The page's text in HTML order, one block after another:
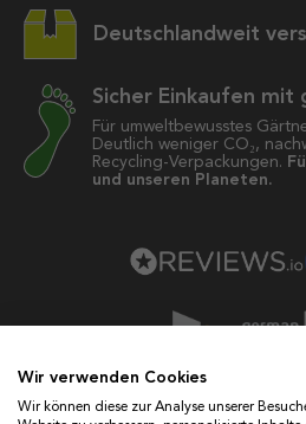
Deutschlandweit
Sicher Einkaufen mit
Für umweltbewusstes
Deutlich weniger CO₂,
Recycling-Verpackungen.
und unseren Planeten.
Wir verwenden Cookies
Wir können diese zur Analyse unserer